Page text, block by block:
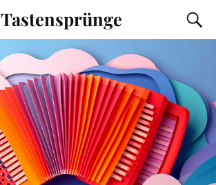
Tastensprünge